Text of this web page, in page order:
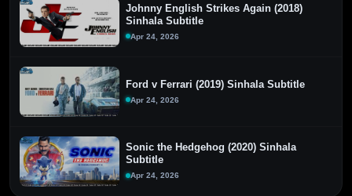
Johnny English Strikes Again (2018)
Sinhala Subtitle
Apr 24, 2026
Ford v Ferrari (2019) Sinhala Subtitle
Apr 24, 2026
Sonic the Hedgehog (2020) Sinhala
Subtitle
Apr 24, 2026